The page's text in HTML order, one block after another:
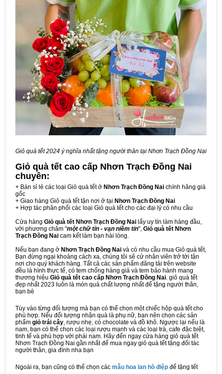
Giỏ quà tết 2024 ý nghĩa nhất tặng người thân tại Nhơn Trạch Đồng Nai
Giỏ quà tết cao cấp Nhơn Trạch Đồng Nai
chuyên:
+ Bán sỉ lẻ các loại Giỏ quà tết ở Nhơn Trạch Đồng Nai chính hãng giá
gốc
+ Giao hàng Giỏ quà tết tận nơi ở tại Nhơn Trạch Đồng Nai
+ Hợp tác phân phối các loại Giỏ quà tết cho các đại lý có nhu cầu
Cửa hàng Giỏ quà tết Nhơn Trạch Đồng Nai lấy uy tín làm hàng đầu,
với phương châm "một chữ tín - vạn niềm tin", Giỏ quà tết Nhơn
Trạch Đồng Nai cam kết làm bạn hài lòng.
Nếu bạn đang ở Nhơn Trạch Đồng Nai và có nhu cầu mua Giỏ quà tết,
Bạn đừng ngại khoảng cách xa, chúng tôi sẽ cử nhân viên trở tới tận
nơi cho quý khách hàng. Tất cả các sản phẩm đăng tải trên website
đều là hình thực tế, có tem chống hàng giả và tem bảo hành mang
thương hiệu Giỏ quà tết cao cấp Nhơn Trạch Đồng Nai. giỏ quà tết
đẹp nhất 2023 luôn là món quà chất lượng nhất để tặng người thân,
bạn bè
Tùy vào từng đối tượng mà bạn có thể chọn một chiếc hộp quà tết cho
phù hợp. Nếu đối tượng nhận quà là phụ nữ, bạn nên chọn các sản
phẩm giỏ trái cây, rượu nhẹ, có chocolate và đồ khô. Ngược lại nếu là
nam, bạn có thể chọn các loại rượu mạnh và các loại trà, cafe đặc biệt,
tinh tế và phù hợp với phái nam. Hãy đến ngay cửa hàng giỏ quà tết
Nhơn Trạch Đồng Nai gần nhất để mua ngay giỏ quà tết tặng đối tác
người thân, gia đình nha bạn
Ngoài ra, bạn cũng có thể chọn các mẫu hoa lan hồ điệp để tặng tết